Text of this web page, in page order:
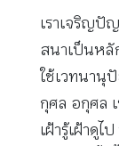
เราเจริญปั
สนาเป็นหลั
ใช้เวทนานุ
กุศล อกุศล
เฝ้ารู้เฝ้าดูไ